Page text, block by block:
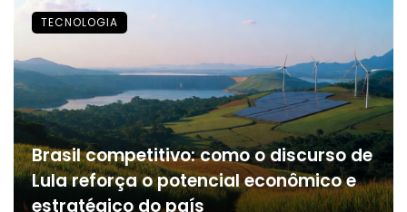
Brasil competitivo: como o discurso de
Lula reforça o potencial econômico e
estratégico do país
TECNOLOGIA